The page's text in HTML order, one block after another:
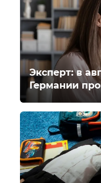
Эксперт: в
Германии